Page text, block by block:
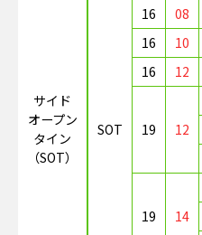
サイド
オープン
タイン
（SOT）
SOT
16 08
16
10
16
12
19 12
19 14